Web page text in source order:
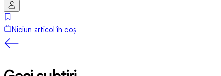
Niciun articol în coș